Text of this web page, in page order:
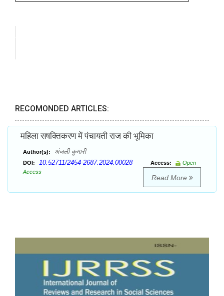
RECOMONDED ARTICLES:
महिला सषक्तिकरण में पंचायती राज की भूमिका
Author(s): अंजली कुमारी
DOI: 10.52711/2454-2687.2024.00028 Access:
Open
Access
Read More